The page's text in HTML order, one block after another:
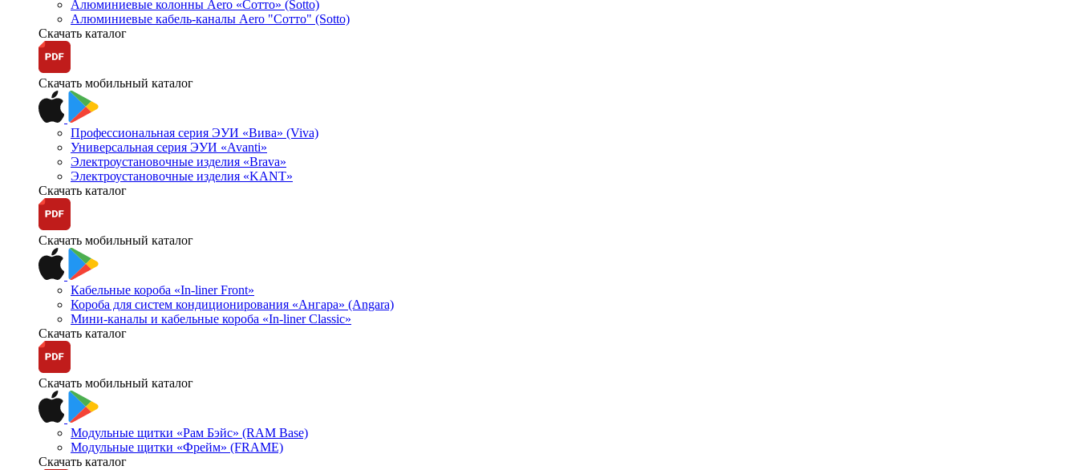
Алюминиевые колонны Aero «Сотто» (Sotto)
Алюминиевые кабель-каналы Aero "Сотто" (Sotto)
Скачать каталог
Скачать мобильный каталог
Профессиональная серия ЭУИ «Вива» (Viva)
Универсальная серия ЭУИ «Avanti»
Электроустановочные изделия «Brava»
Электроустановочные изделия «KANT»
Скачать каталог
Скачать мобильный каталог
Кабельные короба «In-liner Front»
Короба для систем кондиционирования «Ангара» (Angara)
Мини-каналы и кабельные короба «In-liner Classic»
Скачать каталог
Скачать мобильный каталог
Модульные щитки «Рам Бэйс» (RAM Base)
Модульные щитки «Фрейм» (FRAME)
Скачать каталог